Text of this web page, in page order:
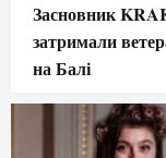
Засновник
затримали
на Балі